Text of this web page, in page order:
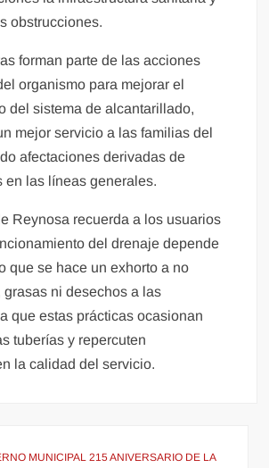
obstrucciones.
forman parte de las acciones
organismo para mejorar el
del sistema de alcantarillado,
mejor servicio a las familias del
afectaciones derivadas de
en las líneas generales.
Reynosa recuerda a los usuarios
del drenaje depende
que se hace un exhorto a no
grasas ni desechos a las
que estas prácticas ocasionan
tuberías y repercuten
la calidad del servicio.
MUNICIPAL 215 ANIVERSARIO DE LA